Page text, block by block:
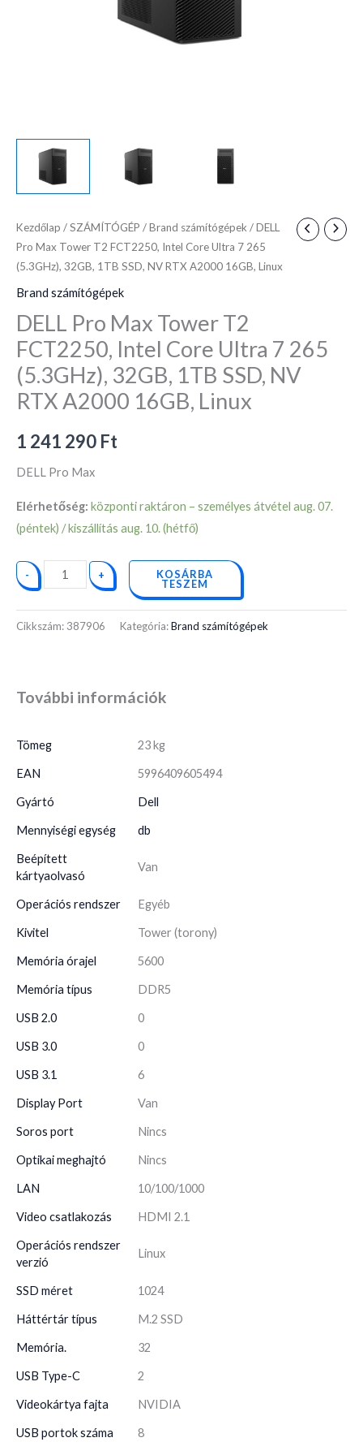
Kezdőlap /SZÁMÍTÓGÉP /Brand számítógépek/ DELL
Pro Max Tower T2 FCT2250, Intel Core Ultra 7 265
(5.3GHz), 32GB, 1TB SSD, NV RTX A2000 16GB, Linux
Brand számítógépek
DELL Pro Max Tower T2
FCT2250, Intel Core Ultra 7 265
(5.3GHz), 32GB, 1TB SSD, NV
RTX A2000 16GB, Linux
1 241 290 Ft
DELL Pro Max
Elérhetőség: központi raktáron – személyes átvétel aug. 07.
(péntek) / kiszállítás aug. 10. (hétfő)
-
RTX
A2000
Linux
mennyiség
+ KOSÁRBA
TESZEM
Cikkszám: 387906 Kategória:Brand számítógépek
További információk
Tömeg 23 kg
EAN 5996409605494
Gyártó Dell
Mennyiségi egység db
Beépített
kártyaolvasó
Van
Operációs rendszer Egyéb
Kivitel Tower (torony)
Memória órajel 5600
Memória típus DDR5
USB 2.0 0
USB 3.0 0
USB 3.1 6
Display Port Van
Soros port Nincs
Optikai meghajtó Nincs
LAN 10/100/1000
Video csatlakozás HDMI 2.1
Operációs rendszer
verzió
Linux
SSD méret 1024
Háttértár típus M.2 SSD
Memória. 32
USB Type-C 2
Videokártya fajta NVIDIA
USB portok száma 8